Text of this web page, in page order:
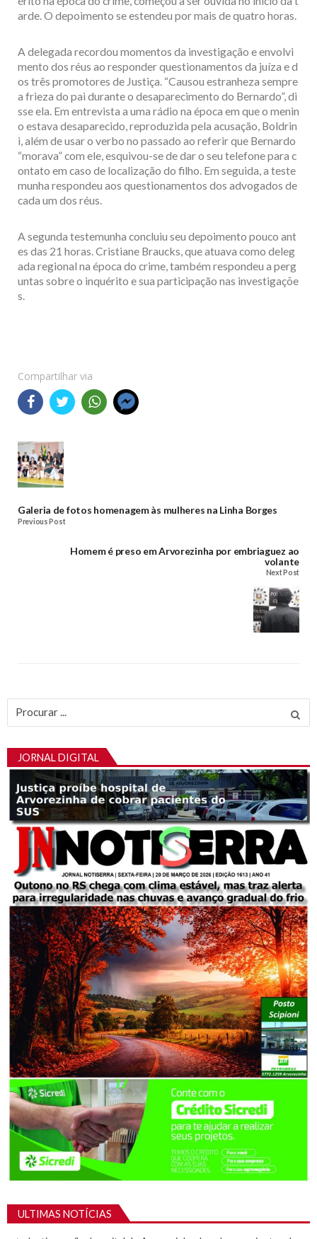
arde. O depoimento se estendeu por mais de quatro horas.
A delegada recordou momentos da investigação e envolvi
mento dos réus ao responder questionamentos da juíza e d
os três promotores de Justiça. “Causou estranheza sempre
a frieza do pai durante o desaparecimento do Bernardo”, di
sse ela. Em entrevista a uma rádio na época em que o menin
o estava desaparecido, reproduzida pela acusação, Boldrin
i, além de usar o verbo no passado ao referir que Bernardo
“morava” com ele, esquivou-se de dar o seu telefone para c
ontato em caso de localização do filho. Em seguida, a teste
munha respondeu aos questionamentos dos advogados de
cada um dos réus.
A segunda testemunha concluiu seu depoimento pouco ant
es das 21 horas. Cristiane Braucks, que atuava como deleg
ada regional na época do crime, também respondeu a perg
untas sobre o inquérito e sua participação nas investigaçõe
s.
Compartilhar via
Galeria de fotos homenagem às mulheres na Linha Borges
Previous Post
Homem é preso em Arvorezinha por embriaguez ao
volante
Next Post
Procurar
JORNAL DIGITAL
ULTIMAS NOTÍCIAS